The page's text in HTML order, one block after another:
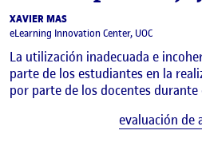
XAVIER MAS
eLearning Innovation Center, UOC
La utilización inadecuada e
parte de los estudiantes en la
por parte de los docentes durante
evaluación de